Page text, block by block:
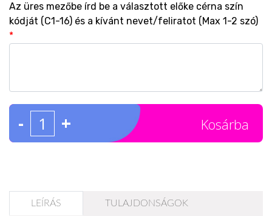
Az üres mezőbe írd be a választott előke cérna szín
kódját (C1-16) és a kívánt nevet/feliratot (Max 1-2 szó)
*
- + Kosárba
LEÍRÁS TULAJDONSÁGOK